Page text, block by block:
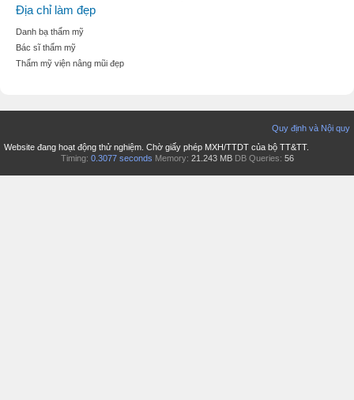
Địa chỉ làm đẹp
Danh bạ thẩm mỹ
Bác sĩ thẩm mỹ
Thẩm mỹ viện nâng mũi đẹp
Quy định và Nội quy
Website đang hoạt động thử nghiệm. Chờ giấy phép MXH/TTDT của bộ TT&TT.
Timing: 0.3077 seconds Memory: 21.243 MB DB Queries: 56